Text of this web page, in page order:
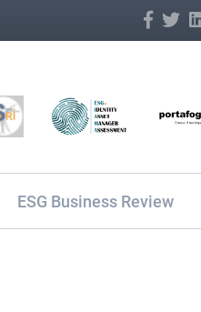
ESG Business Review